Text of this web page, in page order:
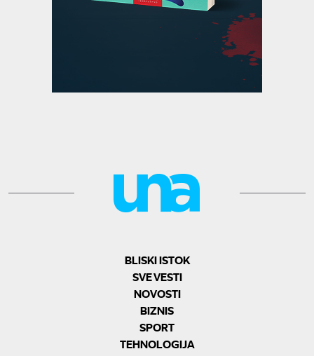
BLISKI ISTOK
SVE VESTI
NOVOSTI
BIZNIS
SPORT
TEHNOLOGIJA